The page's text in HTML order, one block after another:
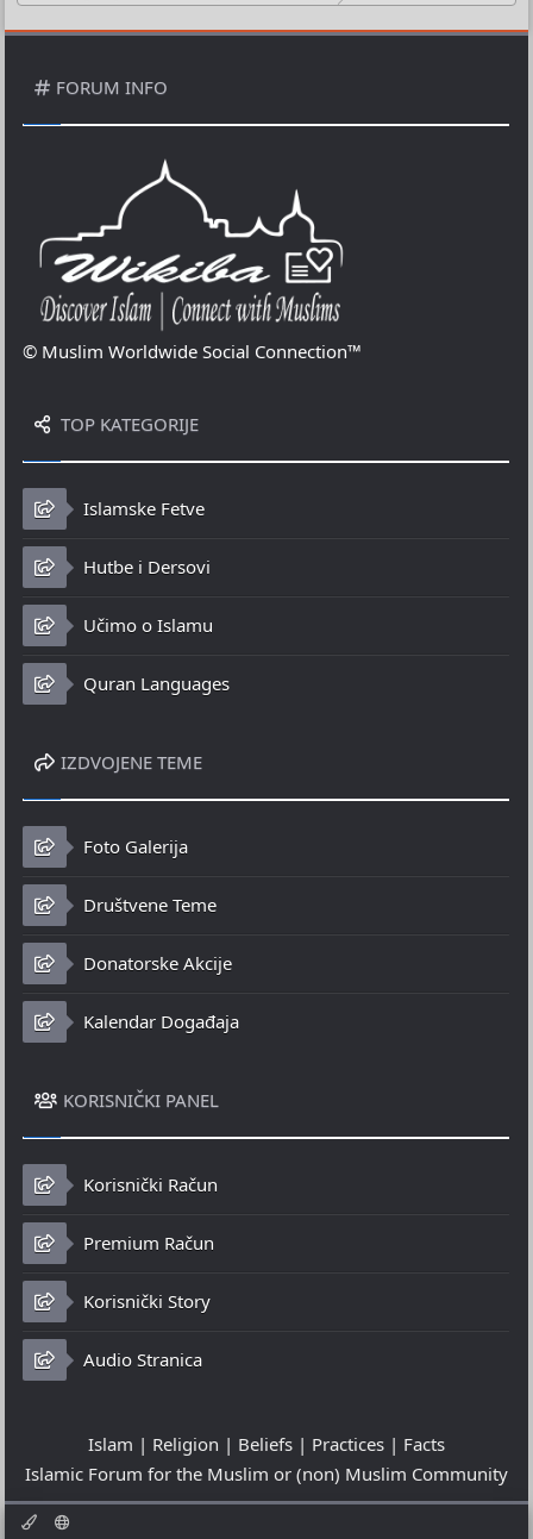
FORUM INFO
© Muslim Worldwide Social Connection™
TOP KATEGORIJE
Islamske Fetve
Hutbe i Dersovi
Učimo o Islamu
Quran Languages
IZDVOJENE TEME
Foto Galerija
Društvene Teme
Donatorske Akcije
Kalendar Događaja
KORISNIČKI PANEL
Korisnički Račun
Premium Račun
Korisnički Story
Audio Stranica
Islam | Religion | Beliefs | Practices | Facts
Islamic Forum for the Muslim or (non) Muslim Community